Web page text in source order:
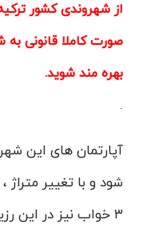
از شهروندی کشور
صورت کاملا قانونی به
بهره مند شوید.
.
شود و با تغییر
۳ خواب نیز در این رزیدانس موجود می باشد.